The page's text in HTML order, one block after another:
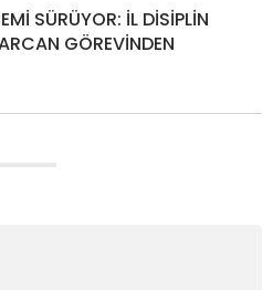
SÜRÜYOR: İL DİSİPLİN
GÖREVİNDEN